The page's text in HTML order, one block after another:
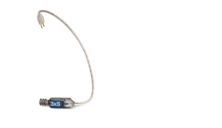
Signia Pure BCT IX
Audio Service R LI 7
Widex filters
Signia Active Mini IX - Oplaadbaar
De Signia Active Mini IX is het nieuwste hoortoestel van Signia.